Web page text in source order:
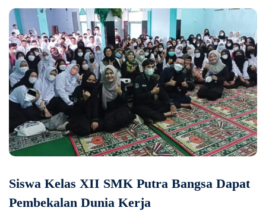
Siswa Kelas XII SMK Putra Bangsa Dapat
Pembekalan Dunia Kerja